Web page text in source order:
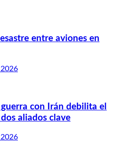
entre aviones en
con Irán debilita el
aliados clave